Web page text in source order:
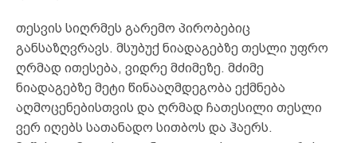
თესვის სიღრმეს გარემო პირობებიც
განსაზღვრავს. მსუბუქ ნიადაგებზე თესლი უფრო
ღრმად ითესება, ვიდრე მძიმეზე. მძიმე
ნიადაგებზე მეტი წინააღმდეგობა ექმნება
აღმოცენებისთვის და ღრმად ჩათესილი თესლი
ვერ იღებს სათანადო სითბოს და ჰაერს.